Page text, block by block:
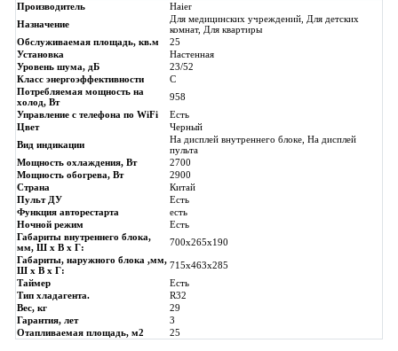
Производитель
Haier
Назначение
Для медицинских учреждений, Для детских
комнат, Для квартиры
Обслуживаемая площадь, кв.м
25
Установка
Настенная
Уровень шума, дБ
23/52
Класс энергоэффективности
C
Потребляемая мощность на
холод, Вт
958
Управление с телефона по WiFi
Есть
Цвет
Черный
Вид индикации
На дисплей внутреннего блоке, На дисплей
пульта
Мощность охлаждения, Вт
2700
Мощность обогрева, Вт
2900
Страна
Китай
Пульт ДУ
Есть
Функция авторестарта
есть
Ночной режим
Есть
Габариты внутреннего блока,
мм, Ш x В x Г:
700х265х190
Габариты, наружного блока ,мм,
Ш x В x Г:
715х463х285
Таймер
Есть
Тип хладагента.
R32
Вес, кг
29
Гарантия, лет
3
Отапливаемая площадь, м2
25